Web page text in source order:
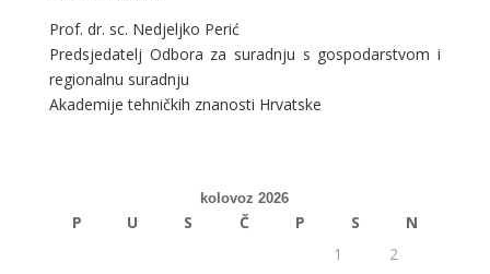
Prof. dr. sc. Nedjeljko Perić
Predsjedatelj Odbora za suradnju s gospodarstvom i
regionalnu suradnju
Akademije tehničkih znanosti Hrvatske
kolovoz 2026
P U S Č P S
N
1
2